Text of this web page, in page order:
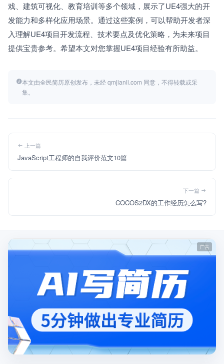
戏、建筑可视化、教育培训等多个领域，展示了UE4强大的开
发能力和多样化应用场景。通过这些案例，可以帮助开发者深
入理解UE4项目开发流程、技术要点及优化策略，为未来项目
提供宝贵参考。希望本文对您掌握UE4项目经验有所助益。
本文由全民简历原创发布，未经 qmjianli.com 同意，不得转载或采
集。
上一篇
JavaScript工程师的自我评价范文10篇
下一篇
COCOS2DX的工作经历怎么写?